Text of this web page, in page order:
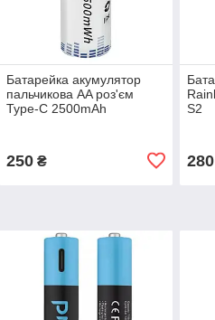
Батарейка акумулятор
пальчикова AA роз'єм
Type-C 2500mAh
250₴
S2
280